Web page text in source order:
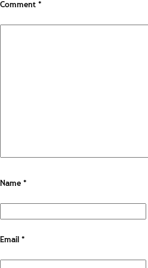
Comment*
Name*
Email*